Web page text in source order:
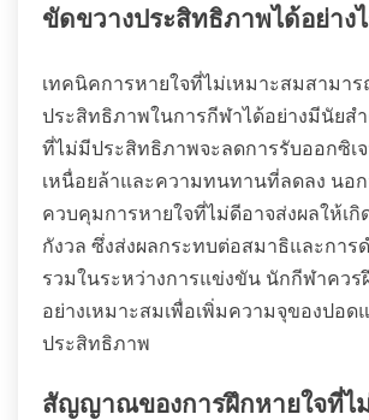
ขัดขวางประสิทธิภาพได้อย่างไ
เทคนิคการหายใจที่ไม่เหมาะสมสามา
ประสิทธิภาพในการกีฬาได้อย่างมีนัยส
ที่ไม่มีประสิทธิภาพจะลดการรับออกซิเ
เหนื่อยล้าและความทนทานที่ลดลง นอ
ควบคุมการหายใจที่ไม่ดีอาจส่งผลให้เกิ
กังวล ซึ่งส่งผลกระทบต่อสมาธิและการ
รวมในระหว่างการแข่งขัน นักกีฬาควร
อย่างเหมาะสมเพื่อเพิ่มความจุของปอด
ประสิทธิภาพ
สัญญาณของการฝึกหายใจที่ไ